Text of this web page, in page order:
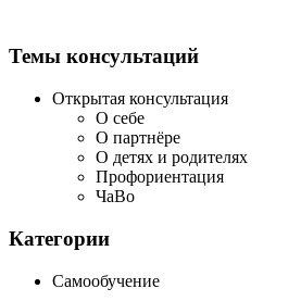
Темы консультаций
Открытая консультация
О себе
О партнёре
О детях и родителях
Профориентация
ЧаВо
Категории
Самообучение